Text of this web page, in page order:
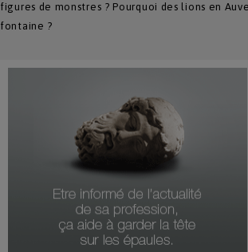
figures de monstres ? Pourquoi des lions en
fontaine ?
Type De Produit
Genre Du Produit
Date Du Produit
Durée D'abonnement